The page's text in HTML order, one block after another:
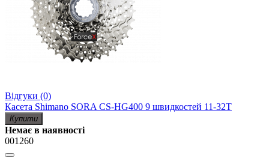
Відгуки (0)
Касета Shimano SORA CS-HG400 9 швидкостей 11-32T
Купити
Немає в наявності
001260